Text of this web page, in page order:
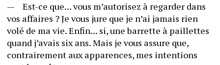
—	Est-ce que… vous m’autorisez à regarder dans
vos affaires ? Je vous jure que je n’ai jamais rien
volé de ma vie. Enfin… si, une barrette à paillettes
quand j’avais six ans. Mais je vous assure que,
contrairement aux apparences, mes intentions